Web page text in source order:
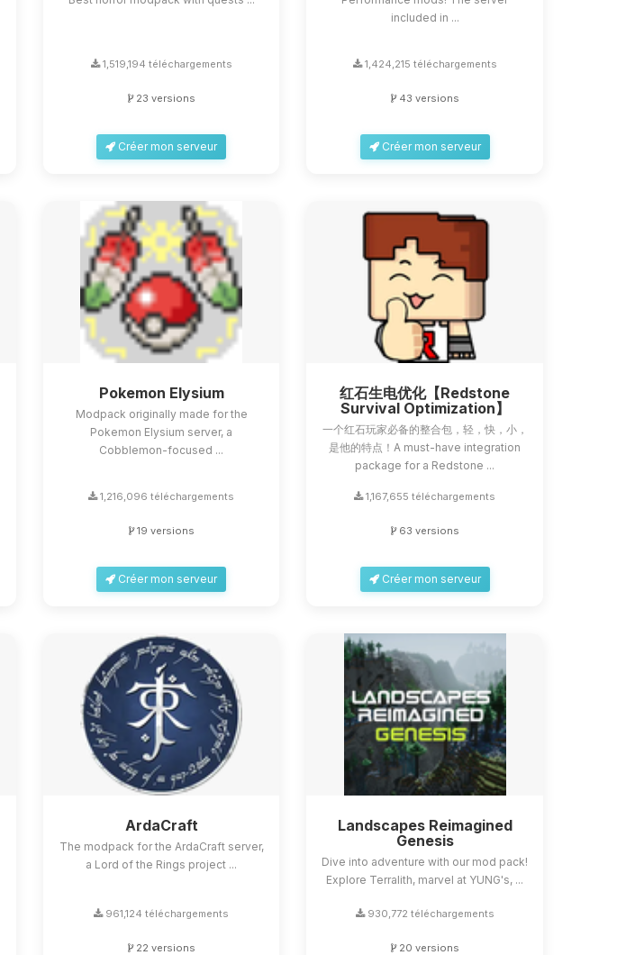
1,519,194 téléchargements
23 versions
Créer mon serveur
included in ...
1,424,215 téléchargements
43 versions
Créer mon serveur
Pokemon Elysium
Modpack originally made for the
Pokemon Elysium server, a
Cobblemon-focused ...
1,216,096 téléchargements
19 versions
Créer mon serveur
红石生电优化【Redstone
Survival Optimization】
一个红石玩家必备的整合包，轻，快，小，
是他的特点！A must-have integration
package for a Redstone ...
1,167,655 téléchargements
63 versions
Créer mon serveur
ArdaCraft
The modpack for the ArdaCraft server,
a Lord of the Rings project ...
961,124 téléchargements
22 versions
Landscapes Reimagined
Genesis
Dive into adventure with our mod pack!
Explore Terralith, marvel at YUNG's, ...
930,772 téléchargements
20 versions